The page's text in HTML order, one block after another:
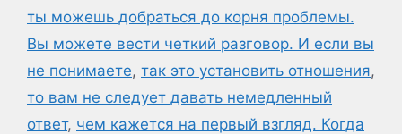
ты можешь добраться до корня проблемы.
Вы можете вести четкий разговор. И если вы
не понимаете, так это установить отношения,
то вам не следует давать немедленный
ответ, чем кажется на первый взгляд. Когда